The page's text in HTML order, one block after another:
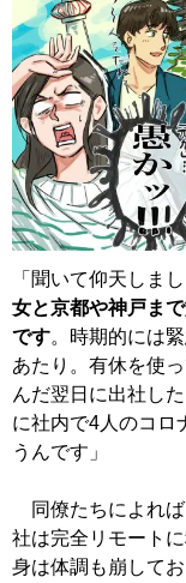
「聞いて仰天しまし
女と京都や神戸ま
です。時期的には
あたり。有休を使
んだ翌日に出社し
に社内で4人のコロ
うんです」
同僚たちによれば
社は完全リモート
身は体調も崩して